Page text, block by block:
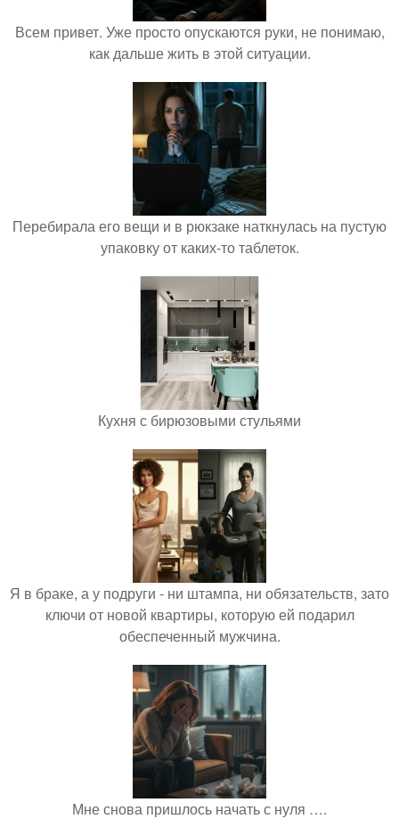
Всем привет. Уже просто опускаются руки, не понимаю,
как дальше жить в этой ситуации.
Перебирала его вещи и в рюкзаке наткнулась на пустую
упаковку от каких-то таблеток.
Кухня с бирюзовыми стульями
Я в браке, а у подруги - ни штампа, ни обязательств, зато
ключи от новой квартиры, которую ей подарил
обеспеченный мужчина.
Мне снова пришлось начать с нуля ….